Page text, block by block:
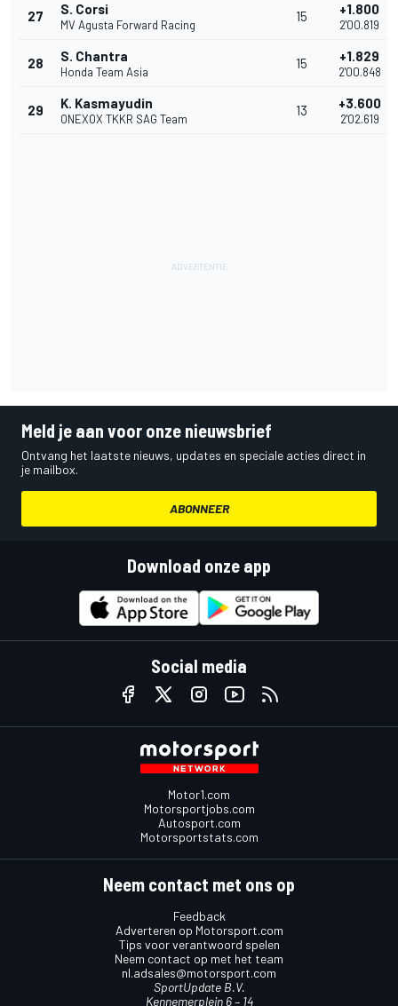
27 S. Corsi
MV Agusta Forward Racing
15 +1.800
2'00.819
28 S. Chantra
Honda Team Asia
15 +1.829
2'00.848
29 K. Kasmayudin
ONEXOX TKKR SAG Team
13 +3.600
2'02.619
Meld je aan voor onze nieuwsbrief
Ontvang het laatste nieuws, updates en speciale acties direct in
je mailbox.
ABONNEER
Download onze app
Social media
Motor1.com
Motorsportjobs.com
Autosport.com
Motorsportstats.com
Neem contact met ons op
Feedback
Adverteren op Motorsport.com
Tips voor verantwoord spelen
Neem contact op met het team
nl.adsales@motorsport.com
SportUpdate B.V.
Kennemerplein 6 – 14